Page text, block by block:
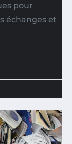
pour
échanges et